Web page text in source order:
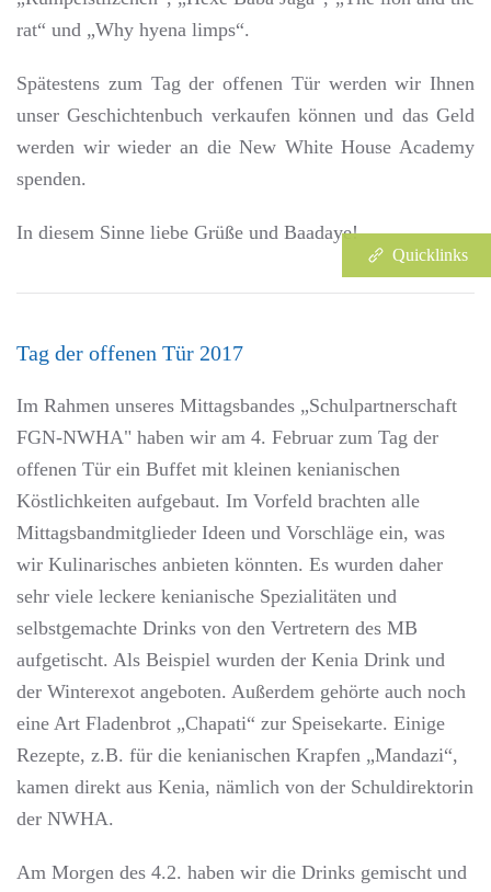
rat“ und „Why hyena limps“.
Spätestens zum Tag der offenen Tür werden wir Ihnen
unser Geschichtenbuch verkaufen können und das Geld
werden wir wieder an die New White House Academy
spenden.
In diesem Sinne liebe Grüße und Baadaye!
Tag der offenen Tür 2017
Im Rahmen unseres Mittagsbandes „Schulpartnerschaft
FGN-NWHA" haben wir am 4. Februar zum Tag der
offenen Tür ein Buffet mit kleinen kenianischen
Köstlichkeiten aufgebaut. Im Vorfeld brachten alle
Mittagsbandmitglieder Ideen und Vorschläge ein, was
wir Kulinarisches anbieten könnten. Es wurden daher
sehr viele leckere kenianische Spezialitäten und
selbstgemachte Drinks von den Vertretern des MB
aufgetischt. Als Beispiel wurden der Kenia Drink und
der Winterexot angeboten. Außerdem gehörte auch noch
eine Art Fladenbrot „Chapati“ zur Speisekarte. Einige
Rezepte, z.B. für die kenianischen Krapfen „Mandazi“,
kamen direkt aus Kenia, nämlich von der Schuldirektorin
der NWHA.
Am Morgen des 4.2. haben wir die Drinks gemischt und
Quicklinks